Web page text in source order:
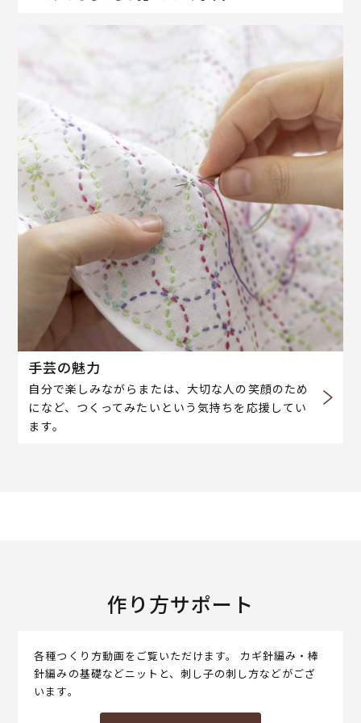
手芸の魅力
自分で楽しみながらまたは、大切な人の笑顔のため
になど、つくってみたいという気持ちを応援してい
ます。
作り方サポート
各種つくり方動画をご覧いただけます。 カギ針編み・棒
針編みの基礎などニットと、刺し子の刺し方などがござ
います。